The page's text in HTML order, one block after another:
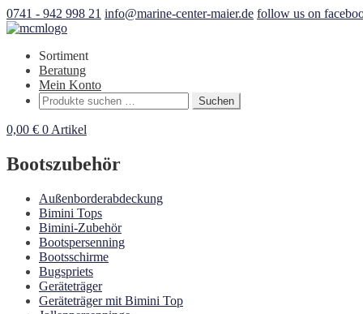
0741 - 942 998 21 info@marine-center-maier.de follow us on
Sortiment
Beratung
Mein Konto
Suchen
nach:
Suchen
0,00 € 0 Artikel
Bootszubehör
Außenborderabdeckung
Bimini Tops
Bimini-Zubehör
Bootspersenning
Bootsschirme
Bugspriets
Geräteträger
Geräteträger mit Bimini Top